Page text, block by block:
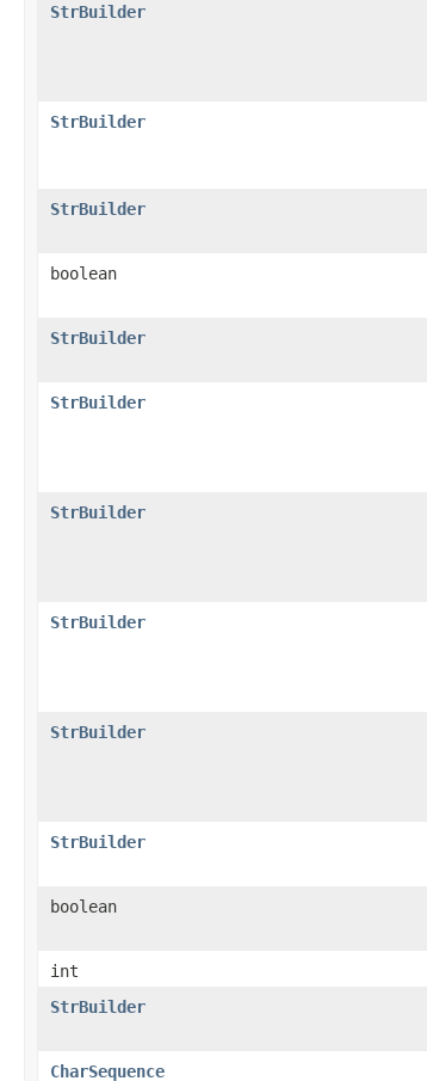
StrBuilder
StrBuilder
StrBuilder
boolean
StrBuilder
StrBuilder
StrBuilder
StrBuilder
StrBuilder
StrBuilder
boolean
int
StrBuilder
CharSequence